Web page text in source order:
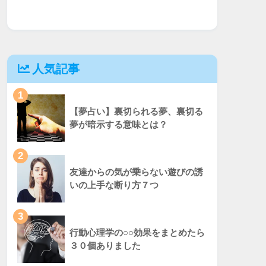
人気記事
1
【夢占い】裏切られる夢、裏切る
夢が暗示する意味とは？
2
友達からの気が乗らない遊びの誘
いの上手な断り方７つ
3
行動心理学の○○効果をまとめたら
３０個ありました